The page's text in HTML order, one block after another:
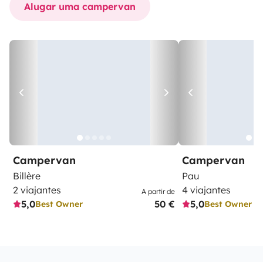
Alugar uma campervan
Campervan
Billère
2 viajantes
5,0Best Owner
A partir de
50 €
Campervan
Pau
4 viajantes
5,0Best Owner